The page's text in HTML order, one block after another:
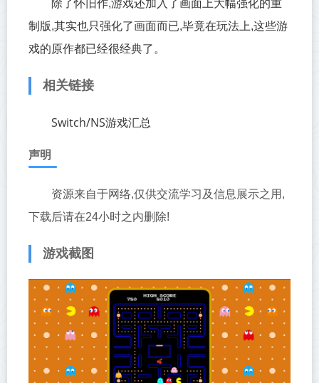
除了怀旧作,游戏还加入了画面上大幅强化的重
制版,其实也只强化了画面而已,毕竟在玩法上,这些游
戏的原作都已经很经典了。
相关链接
Switch/NS游戏汇总
声明
资源来自于网络,仅供交流学习及信息展示之用,
下载后请在24小时之内删除!
游戏截图